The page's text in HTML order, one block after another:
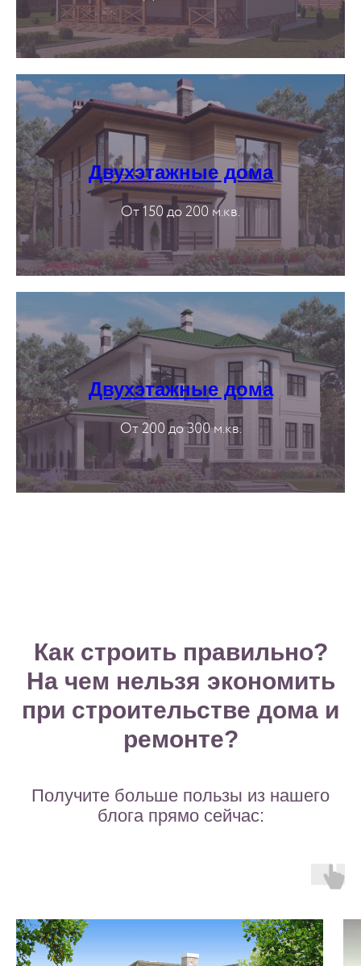
Двухэтажные дома
От 150 до 200 м.кв.
Двухэтажные дома
От 200 до 300 м.кв.
Как строить правильно?
На чем нельзя экономить
при строительстве дома и
ремонте?
Получите больше пользы из нашего
блога прямо сейчас: